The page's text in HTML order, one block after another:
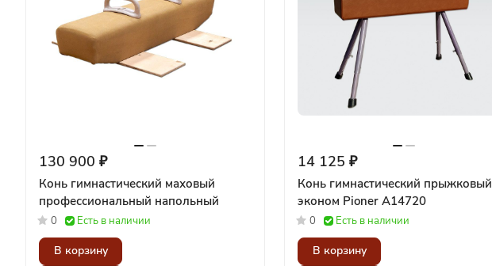
130 900 ₽
Конь гимнастический маховый
профессиональный напольный
0 Есть в наличии
В корзину
14 125 ₽
Конь гимнастический прыжковый
эконом Pioner A14720
0 Есть в наличии
В корзину